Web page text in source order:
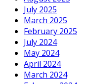
July 2025
March 2025
February 2025
July 2024
May 2024
April 2024
March 2024